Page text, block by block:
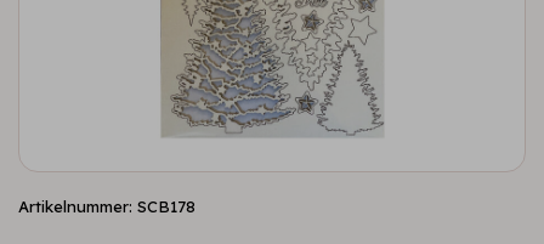
Artikelnummer: SCB178